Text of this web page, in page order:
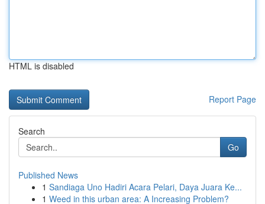
HTML is disabled
Report Page
Search
Go
Published News
1 Sandiaga Uno Hadiri Acara Pelari, Daya Juara Ke...
1 Weed in this urban area: A Increasing Problem?